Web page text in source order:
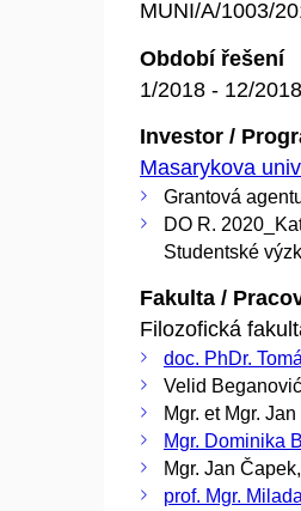
MUNI/A/1003/
Období řešení
1/2018 - 12/2018
Investor /
Masarykova
Grantová
DO R.
Studentské
Fakulta /
Filozofická
doc. PhDr.
Velid
Mgr. et Mgr.
Mgr. Dominika
Mgr. Jan
prof. Mgr.